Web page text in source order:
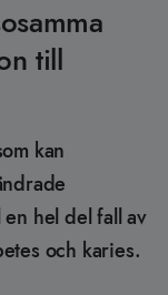
till
kan
hel del fall av
och karies.